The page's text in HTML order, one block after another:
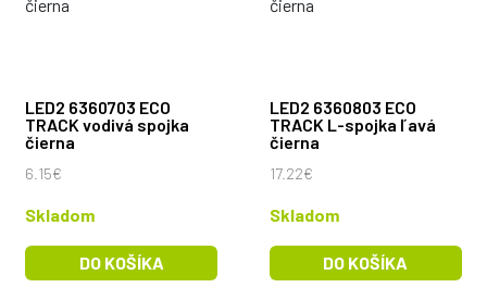
LED2 6360703 ECO
TRACK vodivá spojka
čierna
6.15€
Skladom
DO KOŠÍKA
LED2 6360803 ECO
TRACK L-spojka ľavá
čierna
17.22€
Skladom
DO KOŠÍKA